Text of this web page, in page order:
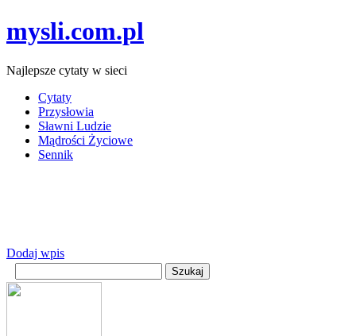
mysli.com.pl
Najlepsze cytaty w sieci
Cytaty
Przysłowia
Sławni Ludzie
Mądrości Życiowe
Sennik
Dodaj wpis